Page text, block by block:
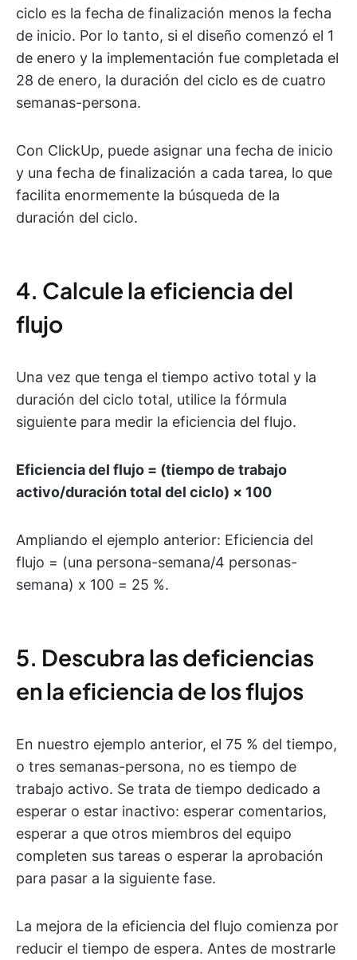
ciclo es la fecha de finalización menos la fecha
de inicio. Por lo tanto, si el diseño comenzó el 1
de enero y la implementación fue completada el
28 de enero, la duración del ciclo es de cuatro
semanas-persona.
Con ClickUp, puede asignar una fecha de inicio
y una fecha de finalización a cada tarea, lo que
facilita enormemente la búsqueda de la
duración del ciclo.
4. Calcule la eficiencia del
flujo
Una vez que tenga el tiempo activo total y la
duración del ciclo total, utilice la fórmula
siguiente para medir la eficiencia del flujo.
Eficiencia del flujo = (tiempo de trabajo
activo/duración total del ciclo) × 100
Ampliando el ejemplo anterior: Eficiencia del
flujo = (una persona-semana/4 personas-
semana) x 100 = 25 %.
5. Descubra las deficiencias
en la eficiencia de los flujos
En nuestro ejemplo anterior, el 75 % del tiempo,
o tres semanas-persona, no es tiempo de
trabajo activo. Se trata de tiempo dedicado a
esperar o estar inactivo: esperar comentarios,
esperar a que otros miembros del equipo
completen sus tareas o esperar la aprobación
para pasar a la siguiente fase.
La mejora de la eficiencia del flujo comienza por
reducir el tiempo de espera. Antes de mostrarle